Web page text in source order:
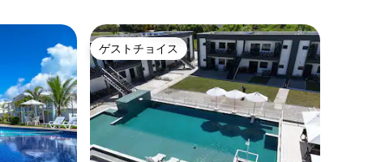
ゲストチョイス
ゲストチョイス